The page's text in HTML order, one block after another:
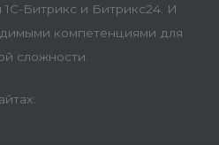
Битрикс и Битрикс24. И
компетенциями для
сложности.